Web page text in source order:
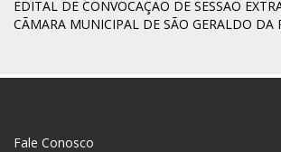
EDITAL DE CONVOCAÇÃO DE SESSÃO
CÃMARA MUNICIPAL DE SÃO GERALDO DA
Fale Conosco